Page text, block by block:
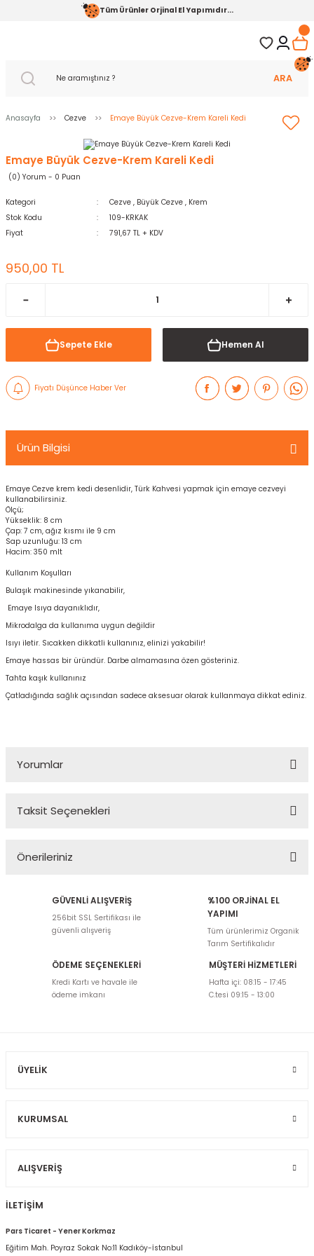
Tüm Ürünler Orjinal El Yapımıdır...
ARA
Anasayfa Cezve Emaye Büyük Cezve-Krem Kareli Kedi
Emaye Büyük Cezve-Krem Kareli Kedi
(0) Yorum - 0 Puan
Kategori Cezve , Büyük Cezve , Krem
Stok Kodu
109-KRKAK
Fiyat
791,67 TL + KDV
950,00 TL
Sepete Ekle Hemen Al
Fiyatı Düşünce Haber Ver
Ürün Bilgisi
Emaye Cezve krem kedi desenlidir, Türk Kahvesi yapmak için emaye cezveyi
kullanabilirsiniz.
Ölçü;
Yükseklik: 8 cm
Çap: 7 cm, ağız kısmı ile 9 cm
Sap uzunluğu: 13 cm
Hacim: 350 mlt
Kullanım Koşulları
Bulaşık makinesinde yıkanabilir,
Emaye Isıya dayanıklıdır,
Mikrodalga da kullanıma uygun değildir
Isıyı iletir. Sıcakken dikkatli kullanınız, elinizi yakabilir!
Emaye hassas bir üründür. Darbe almamasına özen gösteriniz.
Tahta kaşık kullanınız
Çatladığında sağlık açısından sadece aksesuar olarak kullanmaya dikkat ediniz.
Yorumlar
Taksit Seçenekleri
Önerileriniz
Bu ürünün fiyat bilgisi, resim, ürün açıklamalarında ve diğer
konularda yetersiz gördüğünüz noktaları öneri formunu kullanarak
tarafımıza iletebilirsiniz.
Görüş ve önerileriniz için teşekkür ederiz.
Ürün resmi kalitesiz, bozuk veya görüntülenemiyor.
Ürün açıklamasında eksik bilgiler bulunuyor.
GÜVENLİ ALIŞVERİŞ
256bit SSL Sertifikası ile
güvenli alışveriş
%100 ORJİNAL EL
YAPIMI
Tüm ürünlerimiz Organik
Tarım Sertifikalıdır
ÖDEME SEÇENEKLERİ
Kredi Kartı ve havale ile
ödeme imkanı
MÜŞTERİ HİZMETLERİ
Hafta içi: 08:15 - 17:45
C.tesi 09:15 - 13:00
ÜYELIK
KURUMSAL
ALIŞVERIŞ
İLETİŞİM
Pars Ticaret - Yener Korkmaz
Eğitim Mah. Poyraz Sokak No:11 Kadıköy-İstanbul